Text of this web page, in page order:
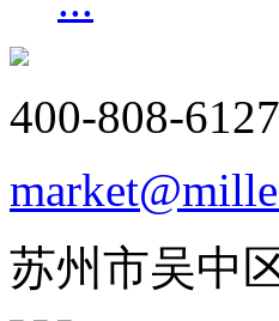
400-808-6127
苏州市吴中